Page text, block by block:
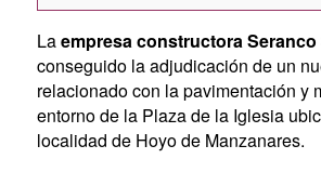
Laempresa constructora Seranco
conseguido la adjudicación de un
relacionado con la pavimentación y
entorno de la Plaza de la Iglesia
localidad de Hoyo de Manzanares.